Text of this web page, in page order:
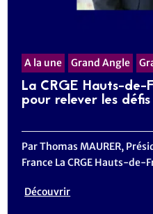
A la une Grand Angle
La CRGE Hauts-
pour relever les
Par Thomas MAURER,
France La CRGE Hauts-de-
Découvrir